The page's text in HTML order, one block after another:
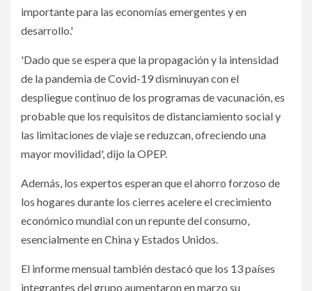
importante para las economías emergentes y en
desarrollo.'
'Dado que se espera que la propagación y la intensidad
de la pandemia de Covid-19 disminuyan con el
despliegue continuo de los programas de vacunación, es
probable que los requisitos de distanciamiento social y
las limitaciones de viaje se reduzcan, ofreciendo una
mayor movilidad', dijo la OPEP.
Además, los expertos esperan que el ahorro forzoso de
los hogares durante los cierres acelere el crecimiento
económico mundial con un repunte del consumo,
esencialmente en China y Estados Unidos.
El informe mensual también destacó que los 13 países
integrantes del grupo aumentaron en marzo su